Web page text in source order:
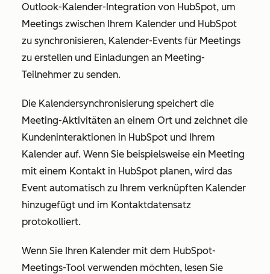
Outlook-Kalender-Integration von HubSpot, um
Meetings zwischen Ihrem Kalender und HubSpot
zu synchronisieren, Kalender-Events für Meetings
zu erstellen und Einladungen an Meeting-
Teilnehmer zu senden.
Die Kalendersynchronisierung speichert die
Meeting-Aktivitäten an einem Ort und zeichnet die
Kundeninteraktionen in HubSpot und Ihrem
Kalender auf. Wenn Sie beispielsweise ein Meeting
mit einem Kontakt in HubSpot planen, wird das
Event automatisch zu Ihrem verknüpften Kalender
hinzugefügt und im Kontaktdatensatz
protokolliert.
Wenn Sie Ihren Kalender mit dem HubSpot-
Meetings-Tool verwenden möchten, lesen Sie